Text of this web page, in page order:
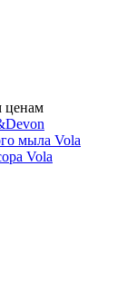
ценам
мыла Vola
Vola